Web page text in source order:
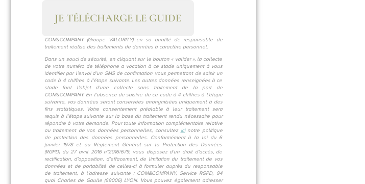
JE TÉLÉCHARGE LE GUIDE
COM&COMPANY (Groupe VALORITY) en sa qualité de responsable de
traitement réalise des traitements de données à caractère personnel.
Dans un souci de sécurité, en cliquant sur le bouton « valider », la collecte
de votre numéro de téléphone a vocation à ce stade uniquement à vous
identifier par l’envoi d’un SMS de confirmation vous permettant de saisir un
code à 4 chiffres à l’étape suivante. Les autres données renseignées à ce
stade font l’objet d’une collecte sans traitement de la part de
COM&COMPANY. En l’absence de saisine de ce code à 4 chiffres à l’étape
suivante, vos données seront conservées anonymisées uniquement à des
fins statistiques. Votre consentement préalable à leur traitement sera
requis à l’étape suivante sur la base du traitement rendu nécessaire pour
répondre à votre demande. Pour toute information complémentaire relative
au traitement de vos données personnelles, consultez icinotre politique
de protection des données personnelles. Conformément à la loi du 6
janvier 1978 et au Règlement Général sur la Protection des Données
(RGPD) du 27 avril 2016 n°2016/679, vous disposez d’un droit d’accès, de
rectification, d’opposition, d’effacement, de limitation du traitement de vos
données et de portabilité de celles-ci à formuler auprès du responsable
de traitement, à l’adresse suivante : COM&COMPANY, Service RGPD, 94
quai Charles de Gaulle (69006) LYON. Vous pouvez également adresser